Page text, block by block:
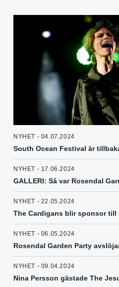
NYHET - 04.07.2024
South Ocean Festival är
NYHET - 17.06.2024
GALLERI: Så var Rosendal
NYHET - 22.05.2024
The Cardigans blir sponsor till
NYHET - 06.05.2024
Rosendal Garden Party
NYHET - 09.04.2024
Nina Persson gästade The